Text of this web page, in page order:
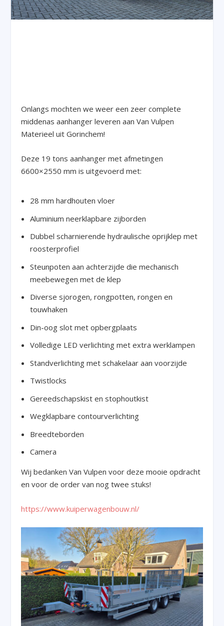
Onlangs mochten we weer een zeer complete
middenas aanhanger leveren aan Van Vulpen
Materieel uit Gorinchem!
Deze 19 tons aanhanger met afmetingen
6600×2550 mm is uitgevoerd met:
28 mm hardhouten vloer
Aluminium neerklapbare zijborden
Dubbel scharnierende hydraulische oprijklep met
roosterprofiel
Steunpoten aan achterzijde die mechanisch
meebewegen met de klep
Diverse sjorogen, rongpotten, rongen en
touwhaken
Din-oog slot met opbergplaats
Volledige LED verlichting met extra werklampen
Standverlichting met schakelaar aan voorzijde
Twistlocks
Gereedschapskist en stophoutkist
Wegklapbare contourverlichting
Breedteborden
Camera
Wij bedanken Van Vulpen voor deze mooie opdracht
en voor de order van nog twee stuks!
https://www.kuiperwagenbouw.nl/